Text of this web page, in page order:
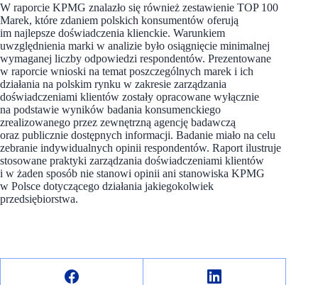
W raporcie KPMG znalazło się również zestawienie TOP 100
Marek, które zdaniem polskich konsumentów oferują
im najlepsze doświadczenia klienckie. Warunkiem
uwzględnienia marki w analizie było osiągnięcie minimalnej
wymaganej liczby odpowiedzi respondentów. Prezentowane
w raporcie wnioski na temat poszczególnych marek i ich
działania na polskim rynku w zakresie zarządzania
doświadczeniami klientów zostały opracowane wyłącznie
na podstawie wyników badania konsumenckiego
zrealizowanego przez zewnętrzną agencję badawczą
oraz publicznie dostępnych informacji. Badanie miało na celu
zebranie indywidualnych opinii respondentów. Raport ilustruje
stosowane praktyki zarządzania doświadczeniami klientów
i w żaden sposób nie stanowi opinii ani stanowiska KPMG
w Polsce dotyczącego działania jakiegokolwiek
przedsiębiorstwa.